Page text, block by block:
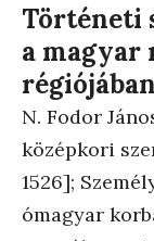
Történeti
a magyar
régiójában
N. Fodor
középkori
1526];
ómagyar